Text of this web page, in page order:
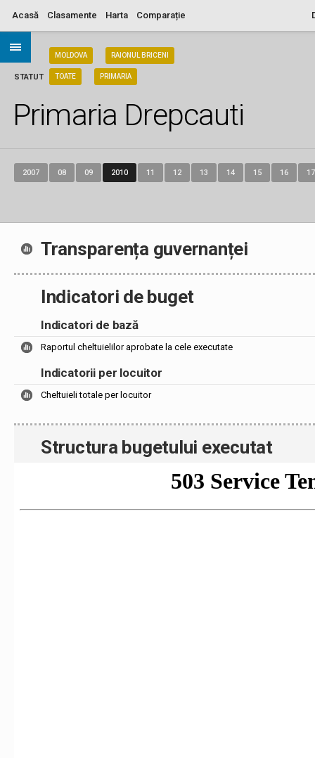
Acasă Clasamente Harta Comparație
STATUT
MOLDOVA RAIONUL BRICENI
TOATE PRIMARIA
Primaria Drepcauti
2007 08 09 2010 11 12 13 14 15 16 17
Transparența guvernanței
Indicatori de buget
Indicatori de bază
Raportul cheltuielilor aprobate la cele executate
Indicatorii per locuitor
Cheltuieli totale per locuitor
Structura bugetului executat